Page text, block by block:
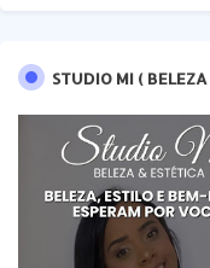
STUDIO MI (